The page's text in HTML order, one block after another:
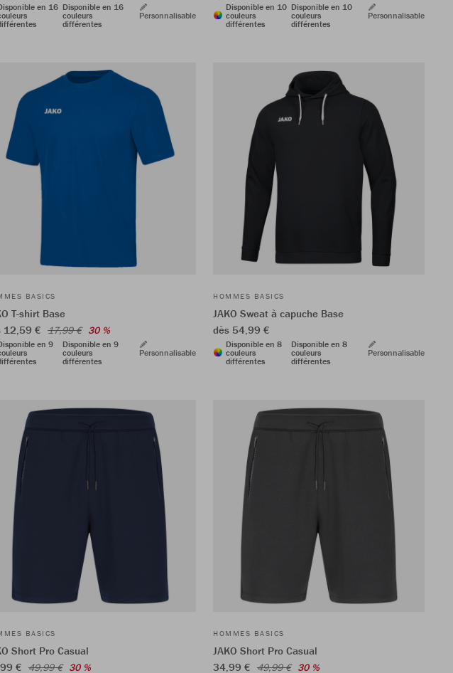
en 16 Disponible en 16
couleurs
différentes
Personnalisable
Disponible en 10
couleurs
différentes
Disponible en 10
couleurs
différentes
Personnalisable
BASICS
T-shirt Base
12,59 € 17,99 € 30 %
en 9
Disponible en 9
couleurs
différentes
Personnalisable
HOMMES BASICS
JAKO Sweat à capuche Base
dès 54,99 €
Disponible en 8
couleurs
différentes
Disponible en 8
couleurs
différentes
Personnalisable
BASICS
Short Pro Casual
€ 49,99 € 30 %
HOMMES BASICS
JAKO Short Pro Casual
34,99 € 49,99 € 30 %